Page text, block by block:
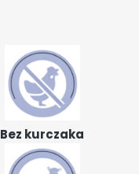
Bez kurczaka